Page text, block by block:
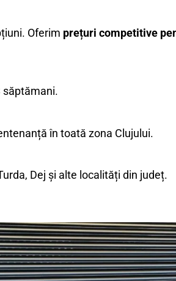
Oferim prețuri competitive
săptămani.
în toată zona Clujului.
Dej și alte localități din județ.